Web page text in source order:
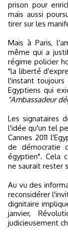
prison pour
mais aussi
tirer sur les
Mais à Paris,
même qui a
régime policier
"la liberté
l'instant toujours
Egyptiens qui
"Ambassadeur
Les signataires
l'idée qu'un tel
Cannes 2011
de démocratie
égyptien". Cela
ne saurait rester
Au vu des
reconsidérer
dignitaire
janvier,
judicieusement